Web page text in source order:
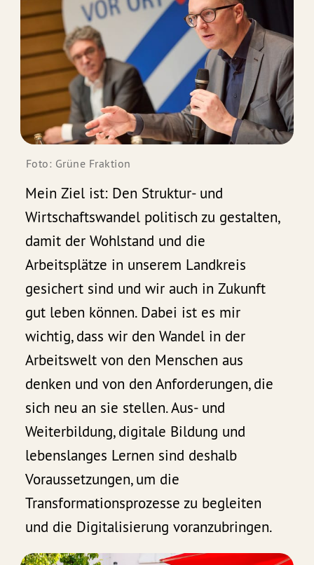
Foto: Grüne Fraktion
Mein Ziel ist: Den Struktur- und
Wirtschaftswandel politisch zu gestalten,
damit der Wohlstand und die
Arbeitsplätze in unserem Landkreis
gesichert sind und wir auch in Zukunft
gut leben können. Dabei ist es mir
wichtig, dass wir den Wandel in der
Arbeitswelt von den Menschen aus
denken und von den Anforderungen, die
sich neu an sie stellen. Aus- und
Weiterbildung, digitale Bildung und
lebenslanges Lernen sind deshalb
Voraussetzungen, um die
Transformationsprozesse zu begleiten
und die Digitalisierung voranzubringen.